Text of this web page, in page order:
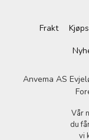
Frakt
Anvema AS
Vår
du
vi